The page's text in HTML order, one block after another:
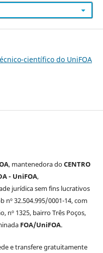
científico do UniFOA
, mantenedora doCENTRO
- UniFOA,
jurídica sem fins lucrativos
nº 32.504.995/0001-14, com
nº 1325, bairro Três Poços,
FOA/UniFOA.
e transfere gratuitamente